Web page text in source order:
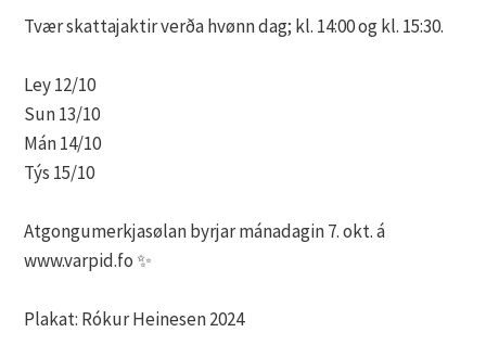
Tvær skattajaktir verða hvønn dag; kl. 14:00 og kl. 15:30.
Ley 12/10
Sun 13/10
Mán 14/10
Týs 15/10
Atgongumerkjasølan byrjar mánadagin 7. okt. á
www.varpid.fo ✨
Plakat: Rókur Heinesen 2024